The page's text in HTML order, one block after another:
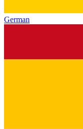
German